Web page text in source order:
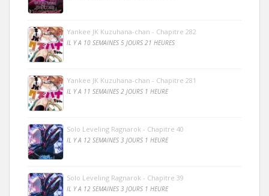
Yankee JK Kuzuhana-chan - Chapitre 282
IL Y A 10 SEMAINES 5 JOURS 21 HEURES
Yankee JK Kuzuhana-chan - Chapitre 281
IL Y A 11 SEMAINES 2 JOURS 1 HEURE
Solo Leveling Ragnarok - Chapitre 40
IL Y A 12 SEMAINES 3 JOURS 1 HEURE
Solo Leveling Ragnarok - Chapitre 39
IL Y A 12 SEMAINES 3 JOURS 1 HEURE